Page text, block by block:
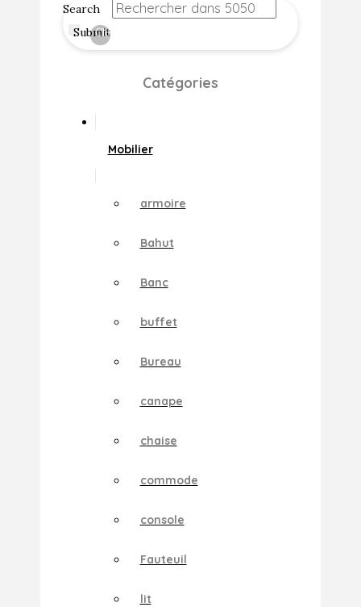
Search
Submit
Clear
Catégories
Mobilier
armoire
Bahut
Banc
buffet
Bureau
canape
chaise
commode
console
Fauteuil
lit